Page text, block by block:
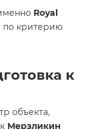
Royal
по критерию
к
объекта,
Мерзликин